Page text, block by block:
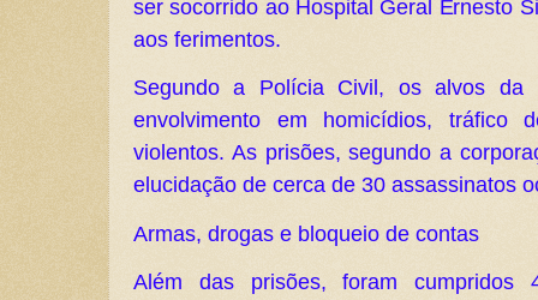
ser socorrido ao Hospital Geral Ernesto
aos ferimentos.
Segundo a Polícia Civil, os alvos da
envolvimento em homicídios, tráfico
violentos. As prisões, segundo a
elucidação de cerca de 30 assassinatos
Armas, drogas e bloqueio de contas
Além das prisões, foram cumpridos